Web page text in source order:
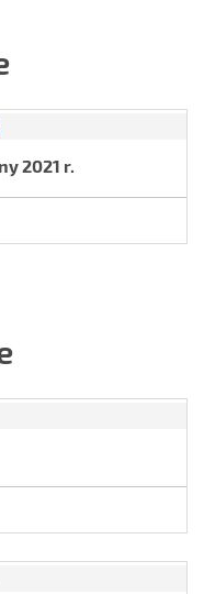
2021 r.